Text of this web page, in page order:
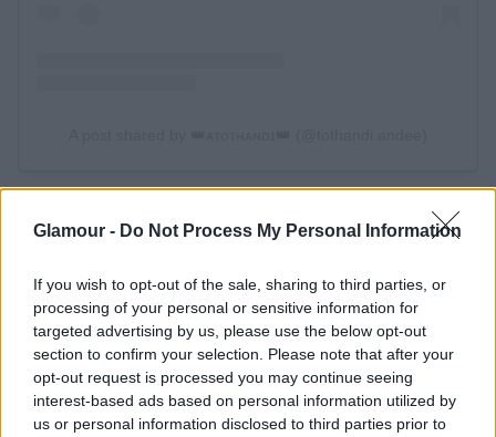
Glamour - Do Not Process My Personal Information
If you wish to opt-out of the sale, sharing to third parties, or
processing of your personal or sensitive information for
targeted advertising by us, please use the below opt-out
section to confirm your selection. Please note that after your
opt-out request is processed you may continue seeing
interest-based ads based on personal information utilized by
us or personal information disclosed to third parties prior to
A látványos frizura is nagyon is fontos szerepet
játszott a sztár megjelenésében, hiszen egyfajta
olvasóinak díját Az év énekesnője kategóriában